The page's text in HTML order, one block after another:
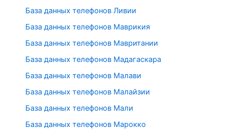
База данных телефонов Ливии
База данных телефонов Маврикия
База данных телефонов Мавритании
База данных телефонов Мадагаскара
База данных телефонов Малави
База данных телефонов Малайзии
База данных телефонов Мали
База данных телефонов Марокко